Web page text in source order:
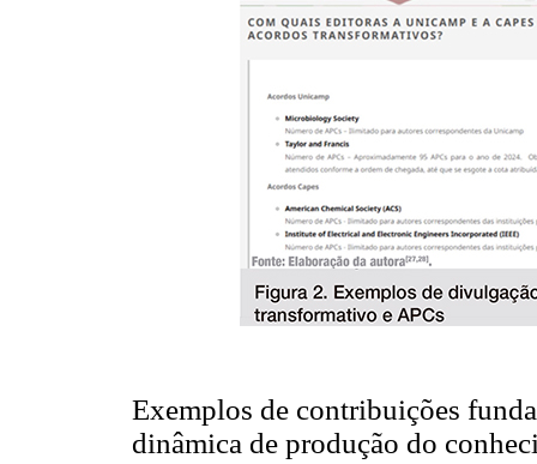
Exemplos de contribuições
dinâmica de produção do